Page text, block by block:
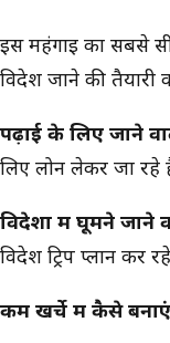
इस महंगाई का सबसे
विदेश जाने की तैयारी
पढ़ाई के लिए जाने
लिए लोन लेकर जा रहे
विदेशों में घूमने जाने
विदेश ट्रिप प्लान कर
कम खर्चे में कैसे बनाएं